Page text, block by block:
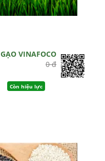
GẠO VINAFOCO
0 đ
Còn hiệu lực